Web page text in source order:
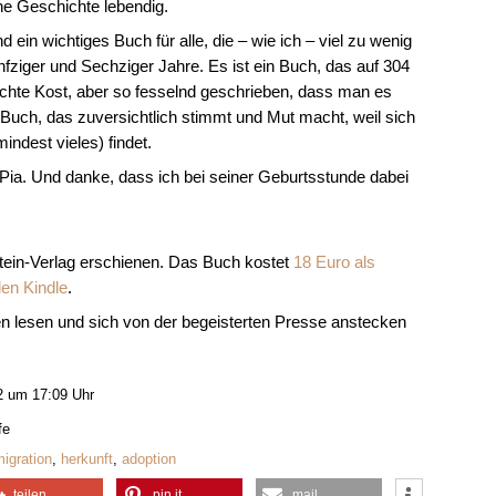
Geschichte lebendig.
ein wichtiges Buch für alle, die – wie ich – viel zu wenig
und Sechziger Jahre. Es ist ein Buch, das auf 304
Kost, aber so fesselnd geschrieben, dass man es
das zuversichtlich stimmt und Mut macht, weil sich
vieles) findet.
Und danke, dass ich bei seiner Geburtsstunde dabei
Verlag erschienen. Das Buch kostet 18 Euro als
Kindle.
lesen und sich von der begeisterten Presse anstecken
um 17:09 Uhr
, herkunft, adoption